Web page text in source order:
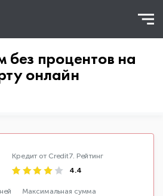
процентов на
онлайн
Кредит от Credit7. Рейтинг
4.4
Максимальная сумма